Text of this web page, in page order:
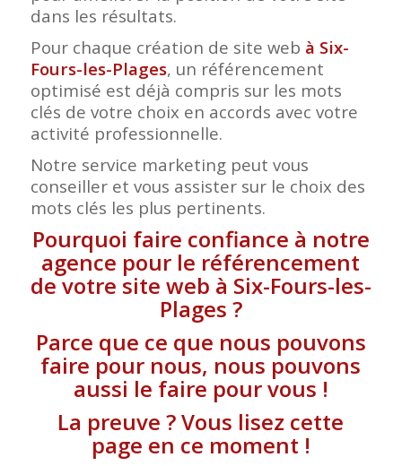
dans les résultats.
Pour chaque création de site web à Six-
Fours-les-Plages, un référencement
optimisé est déjà compris sur les mots
clés de votre choix en accords avec votre
activité professionnelle.
Notre service marketing peut vous
conseiller et vous assister sur le choix des
mots clés les plus pertinents.
Pourquoi faire confiance à notre
agence pour le référencement
de votre site web à Six-Fours-les-
Plages ?
Parce que ce que nous pouvons
faire pour nous, nous pouvons
aussi le faire pour vous !
La preuve ? Vous lisez cette
page en ce moment !